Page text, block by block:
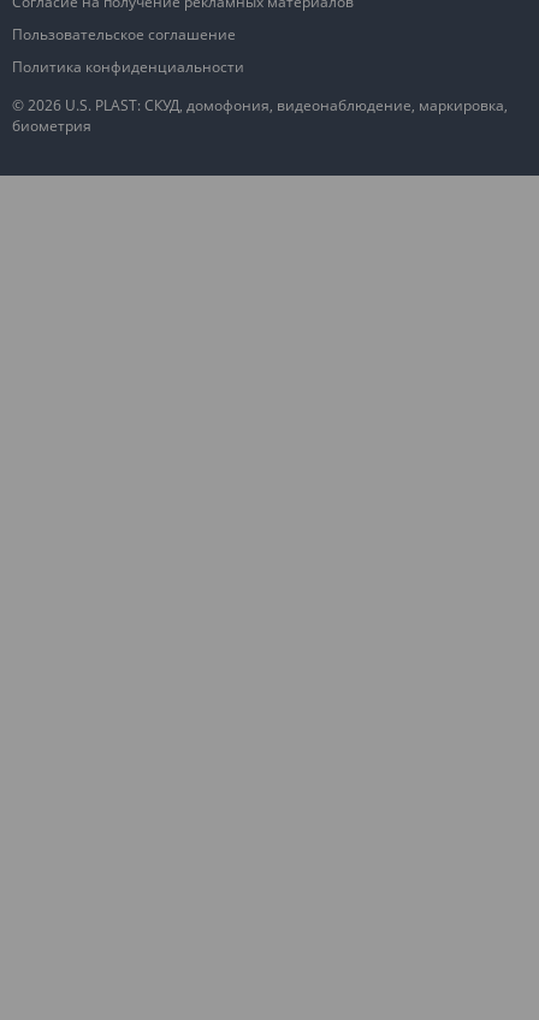
© 2026 U.S. PLAST: СКУД, домофония, видеонаблюдение, маркировка,
биометрия
Пользовательское соглашение
Политика конфиденциальности